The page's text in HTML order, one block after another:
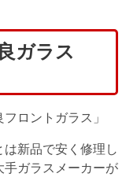
ガラス
ロントガラス」
新品で安く修理し
ガラスメーカーが